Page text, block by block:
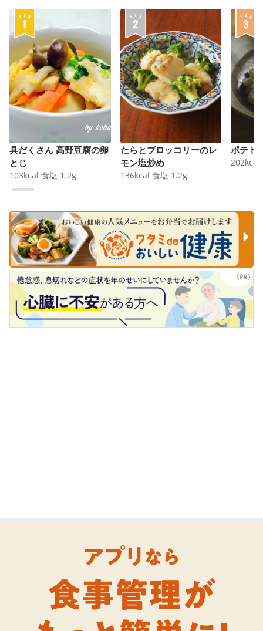
具だくさん 高野豆腐の卵
とじ
103kcal 食塩 1.2g
たらとブロッコリーのレ
モン塩炒め
136kcal 食塩 1.2g
ポテト
202kcal